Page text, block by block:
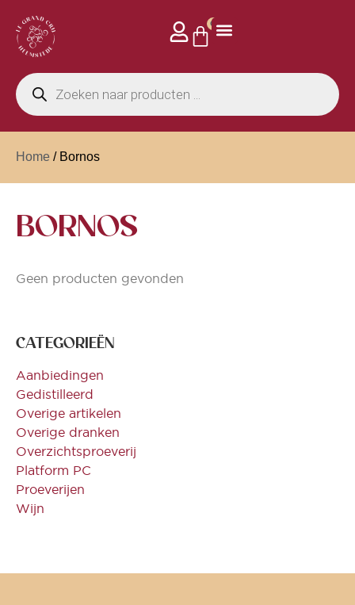
0
Home / Bornos
BORNOS
CATEGORIEËN
Aanbiedingen
Gedistilleerd
Overige artikelen
Overige dranken
Overzichtsproeverij
Platform PC
Proeverijen
Wijn
Geen producten gevonden